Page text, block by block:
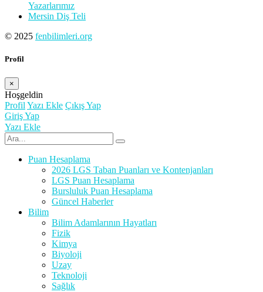
Yazarlarımız
Mersin Diş Teli
© 2025 fenbilimleri.org
Profil
×
Hoşgeldin
Profil Yazı Ekle Çıkış Yap
Giriş Yap
Yazı Ekle
Puan Hesaplama
2026 LGS Taban Puanları ve Kontenjanları
LGS Puan Hesaplama
Bursluluk Puan Hesaplama
Güncel Haberler
Bilim
Bilim Adamlarının Hayatları
Fizik
Kimya
Biyoloji
Uzay
Teknoloji
Sağlık